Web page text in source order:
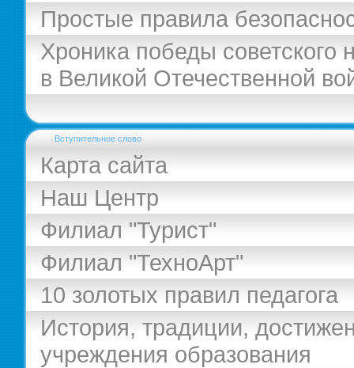
Простые правила
Хроника победы советского
в Великой Отечественной
Вступительное слово
Карта сайта
Наш Центр
Филиал "Турист"
Филиал "ТехноАрт"
10 золотых правил педагога
История, традиции,
учреждения образования